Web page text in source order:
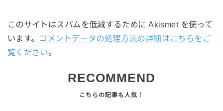
このサイトはスパムを低減するために Akismet を使って
います。 コメントデータの処理方法の詳細はこちらをご
覧ください。
RECOMMEND